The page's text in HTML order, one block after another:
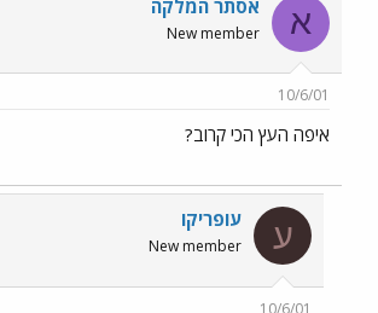
א אסתר המלקה
New member
10/6/01
איפה העץ הכי קרוב?
ע עופריקו
New member
10/6/01